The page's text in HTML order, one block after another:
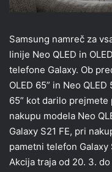
Samsung namreč za
linije Neo QLED in
telefone Galaxy. Ob
OLED 65” in Neo
65” kot darilo prejmete
nakupu modela Neo
Galaxy S21 FE, pri
pametni telefon Galaxy
Akcija traja od 20. 3.